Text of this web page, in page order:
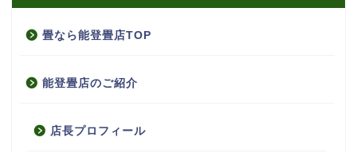
畳なら能登畳店TOP
能登畳店のご紹介
店長プロフィール